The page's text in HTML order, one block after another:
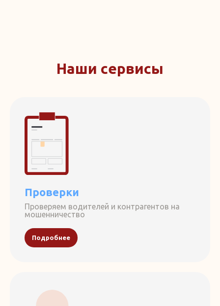
Наши сервисы
Проверки
Проверяем водителей и контрагентов на
мошенничество
Подробнее